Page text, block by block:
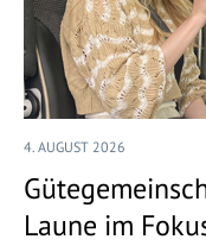
4. AUGUST 2026
Laune im